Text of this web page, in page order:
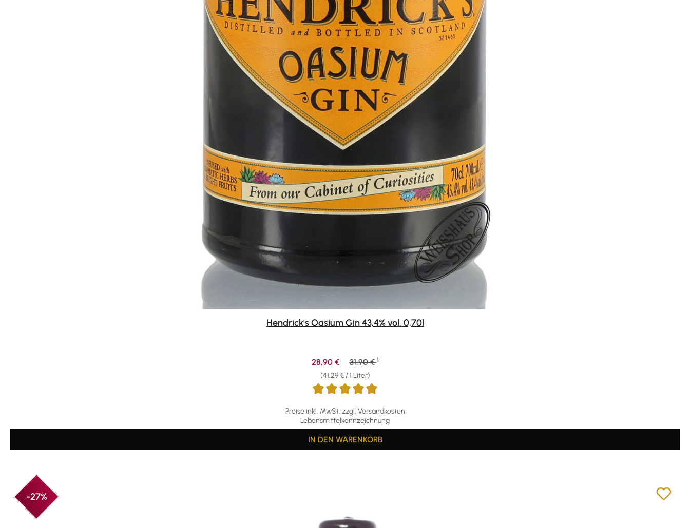
Hendrick's Oasium Gin 43,4% vol. 0,70l
Preise inkl. MwSt. zzgl. Versandkosten
Lebensmittelkennzeichnung
(41,29 € / 1 Liter)
Verkaufspreis:
28,90 € Regulärer Preis:
31,90 € 1
IN DEN WARENKORB
-27%